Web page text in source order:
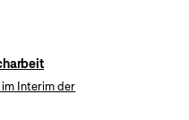
Interim der